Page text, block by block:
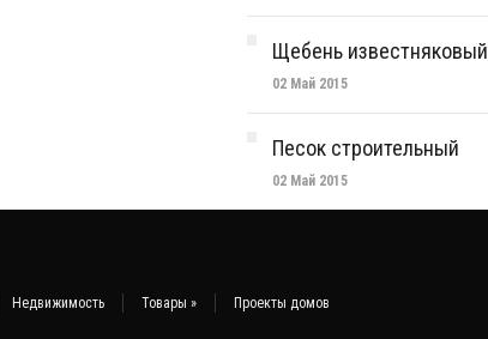
Щебень известняковый
02 Май 2015
Песок строительный
02 Май 2015
Недвижимость Товары » Проекты домов